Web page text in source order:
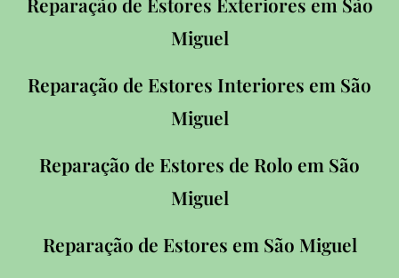
Miguel
Reparação de Estores Interiores em São
Miguel
Reparação de Estores de Rolo em São
Miguel
Reparação de Estores em São Miguel